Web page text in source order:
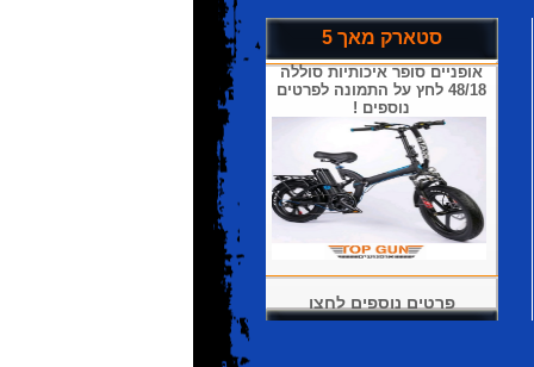
סטארק מאך 5
אופניים סופר איכותיות סוללה
48/18 לחץ על התמונה לפרטים
נוספים !
פרטים נוספים לחצו